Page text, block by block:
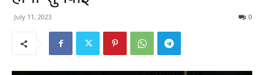
July 11, 2023 0